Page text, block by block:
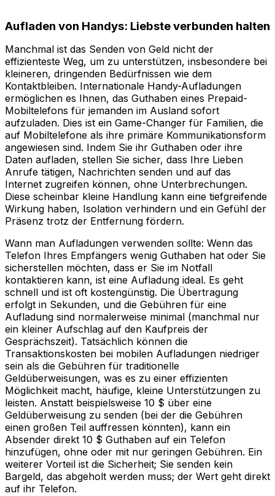
Aufladen von Handys: Liebste verbunden halten
Manchmal ist das Senden von Geld nicht der
effizienteste Weg, um zu unterstützen, insbesondere bei
kleineren, dringenden Bedürfnissen wie dem
Kontaktbleiben. Internationale Handy-Aufladungen
ermöglichen es Ihnen, das Guthaben eines Prepaid-
Mobiltelefons für jemanden im Ausland sofort
aufzuladen. Dies ist ein Game-Changer für Familien, die
auf Mobiltelefone als ihre primäre Kommunikationsform
angewiesen sind. Indem Sie ihr Guthaben oder ihre
Daten aufladen, stellen Sie sicher, dass Ihre Lieben
Anrufe tätigen, Nachrichten senden und auf das
Internet zugreifen können, ohne Unterbrechungen.
Diese scheinbar kleine Handlung kann eine tiefgreifende
Wirkung haben, Isolation verhindern und ein Gefühl der
Präsenz trotz der Entfernung fördern.
Wann man Aufladungen verwenden sollte: Wenn das
Telefon Ihres Empfängers wenig Guthaben hat oder Sie
sicherstellen möchten, dass er Sie im Notfall
kontaktieren kann, ist eine Aufladung ideal. Es geht
schnell und ist oft kostengünstig. Die Übertragung
erfolgt in Sekunden, und die Gebühren für eine
Aufladung sind normalerweise minimal (manchmal nur
ein kleiner Aufschlag auf den Kaufpreis der
Gesprächszeit). Tatsächlich können die
Transaktionskosten bei mobilen Aufladungen niedriger
sein als die Gebühren für traditionelle
Geldüberweisungen, was es zu einer effizienten
Möglichkeit macht, häufige, kleine Unterstützungen zu
leisten. Anstatt beispielsweise 10 $ über eine
Geldüberweisung zu senden (bei der die Gebühren
einen großen Teil auffressen könnten), kann ein
Absender direkt 10 $ Guthaben auf ein Telefon
hinzufügen, ohne oder mit nur geringen Gebühren. Ein
weiterer Vorteil ist die Sicherheit; Sie senden kein
Bargeld, das abgeholt werden muss; der Wert geht direkt
auf ihr Telefon.